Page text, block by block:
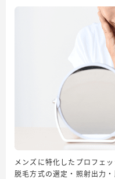
メンズに特化したプロフェ
脱毛方式の選定・照射出力